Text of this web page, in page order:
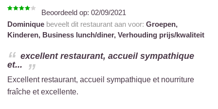
Beoordeeld op: 02/09/2021
Dominique beveelt dit restaurant aan voor: Groepen,
Kinderen, Business lunch/diner, Verhouding prijs/kwaliteit
excellent restaurant, accueil sympathique
et...
Excellent restaurant, accueil sympathique et nourriture
fraîche et excellente.